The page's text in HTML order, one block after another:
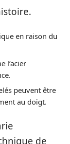
en raison du
l’acier
peuvent être
au doigt.
de